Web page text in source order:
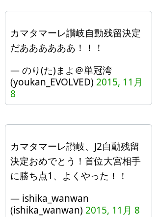
カマタマーレ讃岐自動残留決定
だああああああ！！！
— のり(た)まよ＠単冠湾
(youkan_EVOLVED) 2015, 11月
8
カマタマーレ讃岐、J2自動残留
決定おめでとう！首位大宮相手
に勝ち点1、よくやった！！
— ishika_wanwan
(ishika_wanwan) 2015, 11月 8